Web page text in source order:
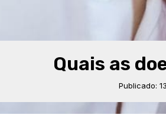
Quais as
Publicado: